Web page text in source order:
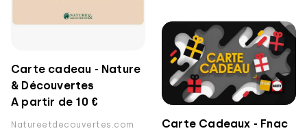
Carte cadeau - Nature
& Découvertes
A partir de 10 €
Natureetdecouvertes.com
Carte Cadeaux - Fnac